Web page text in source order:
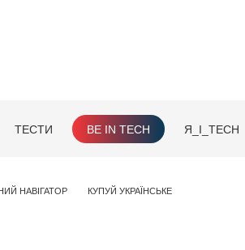
ТЕСТИ BE IN TECH Я_І_TECH
НАВІГАТОР КУПУЙ УКРАЇНСЬКЕ